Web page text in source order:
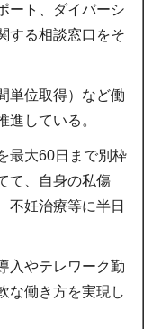
ート、ダイバーシ
する相談窓口をそ
単位取得）など働
進している。
最大60日まで別枠
て、自身の私傷
不妊治療等に半日
入やテレワーク勤
な働き方を実現し